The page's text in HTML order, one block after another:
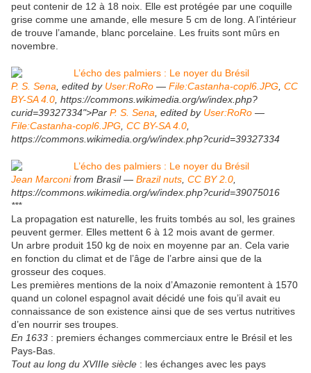
peut contenir de 12 à 18 noix. Elle est protégée par une coquille
grise comme une amande, elle mesure 5 cm de long. A l’intérieur
de trouve l’amande, blanc porcelaine. Les fruits sont mûrs en
novembre.
P. S. Sena , edited by User:RoRo — File:Castanha-copl6.JPG CC
BY-SA 4.0 , https://commons.wikimedia.org/w/index.php?
curid=39327334">Par P. S. Sena , edited by User:RoRo —
File:Castanha-copl6.JPG CC BY-SA 4.0
https://commons.wikimedia.org/w/index.php?curid=39327334
Jean Marconifrom Brasil — Brazil nuts CC BY 2.0
https://commons.wikimedia.org/w/index.php?curid=39075016
***
La propagation est naturelle, les fruits tombés au sol, les graines
peuvent germer. Elles mettent 6 à 12 mois avant de germer.
Un arbre produit 150 kg de noix en moyenne par an. Cela varie
en fonction du climat et de l’âge de l’arbre ainsi que de la
grosseur des coques.
Les premières mentions de la noix d’Amazonie remontent à 1570
quand un colonel espagnol avait décidé une fois qu’il avait eu
connaissance de son existence ainsi que de ses vertus nutritives
d’en nourrir ses troupes.
En 1633 : premiers échanges commerciaux entre le Brésil et les
Pays-Bas.
Tout au long du XVIIIe siècle : les échanges avec les pays